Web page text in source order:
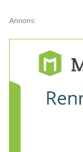
Annons: